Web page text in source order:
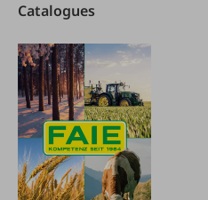
Catalogues